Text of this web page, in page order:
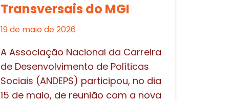
Transversais do MGI
19 de maio de 2026
A Associação Nacional da Carreira
de Desenvolvimento de Políticas
Sociais (ANDEPS) participou, no dia
15 de maio, de reunião com a nova